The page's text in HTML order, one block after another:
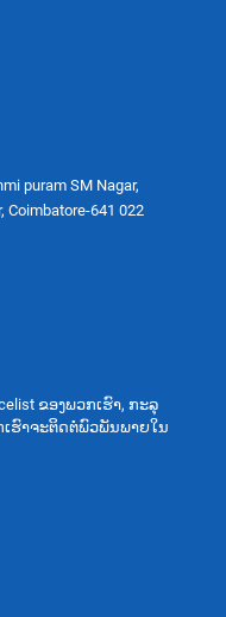
puram SM Nagar,
Coimbatore-641 022
ຂອງ​ພວກ​ເຮົາ​, ກະ​ລຸ​
ຮົາ​ຈະ​ຕິດ​ຕໍ່​ພົວ​ພັນ​ພາຍ​ໃນ